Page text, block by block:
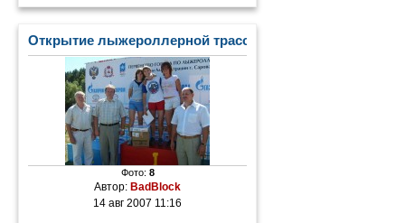
Открытие лыжероллерной трассы
Фото: 8
Автор:BadBlock
14 авг 2007 11:16